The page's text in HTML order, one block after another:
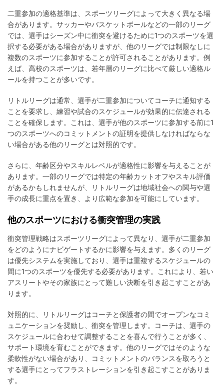
二重参加の適格基準は、スポーツリーグによって大きく異なる場
合があります。サッカーやバスケットボールなどの一部のリーグ
では、選手はシーズン中に衝突を避けるために1つのスポーツを選
択する必要がある場合がありますが、他のリーグでは制限なしに
複数のスポーツに参加することが許可されることがあります。例
えば、高校のスポーツは、若年層のリーグに比べて厳しい適格ル
ールを持つことが多いです。
リトルリーグは通常、選手が二重参加についてコーチに通知する
ことを要求し、練習や試合のスケジュールが効果的に伝達される
ことを確保します。これは、選手が他のスポーツに参加する前に1
つのスポーツへのコミットメントの証明を提供しなければならな
い場合がある他のリーグとは対照的です。
さらに、年齢区分やスキルレベルが適格性に影響を与えることが
あります。一部のリーグでは特定の年齢カットオフやスキル評価
があるかもしれませんが、リトルリーグは地域社会への関与や選
手の成長に重点を置き、より広範な参加を可能にしています。
他のスポーツにおける衝突管理の実践
衝突管理戦略はスポーツリーグによって異なり、選手が二重参加
をどのようにナビゲートするかに影響を与えます。多くのリーグ
は優先システムを実施しており、選手は重複するスケジュールの
間に1つのスポーツを優先する必要があります。これにより、若い
アスリートやその家族にとって難しい決断を引き起こすことがあ
ります。
対照的に、リトルリーグはコーチと保護者の間でオープンなコミ
ュニケーションを奨励し、衝突を管理します。コーチは、選手の
スケジュールに合わせて調整することを喜んで行うことが多く、
サポート環境を育むことができます。他のリーグではそのような
柔軟性がない場合があり、コミットメントのバランスを取ろうと
する選手にとってフラストレーションを引き起こすことがありま
す。